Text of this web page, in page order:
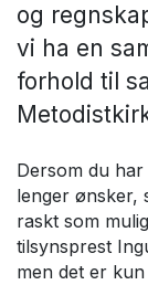
og
vi ha en
forhold til
Dersom du
lenger ønsker,
raskt som
tilsynsprest
men det er